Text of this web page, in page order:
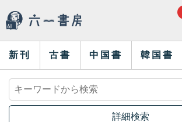
新刊 古書 中国書 韓国書
詳細検索